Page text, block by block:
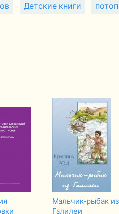
Детские книги потоп
Мальчик-рыбак из
Галилеи